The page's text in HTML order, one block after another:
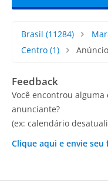
Brasil (11284)
Centro (1)
Feedback
Você encontrou
anunciante?
(ex: calendário
Clique aqui e envie